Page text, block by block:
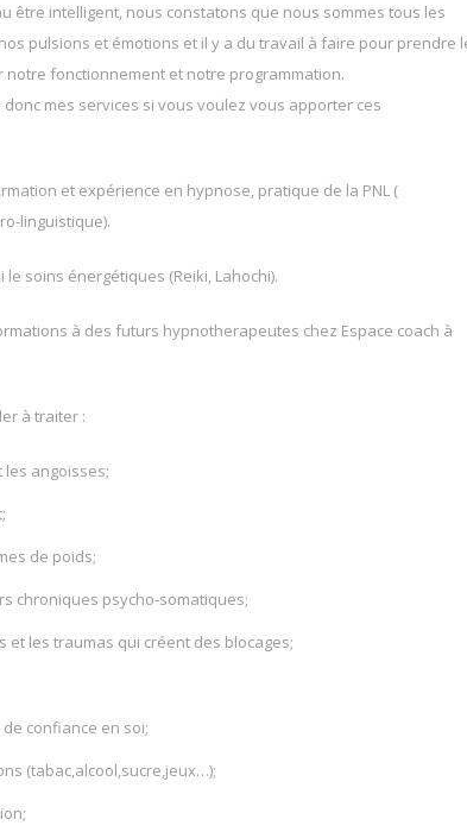
être intelligent, nous constatons que nous sommes tous les
pulsions et émotions et il y a du travail à faire pour prendre
notre fonctionnement et notre programmation.
donc mes services si vous voulez vous apporter ces
et expérience en hypnose, pratique de la PNL (
linguistique).
le soins énergétiques (Reiki, Lahochi).
à des futurs hypnotherapeutes chez Espace coach à
à traiter :
les angoisses;
de poids;
chroniques psycho-somatiques;
et les traumas qui créent des blocages;
confiance en soi;
(tabac,alcool,sucre,jeux…);